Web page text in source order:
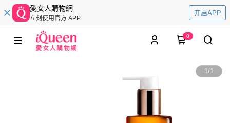
愛女人購物網
立刻使用官方 APP
开启APP
0
1/1